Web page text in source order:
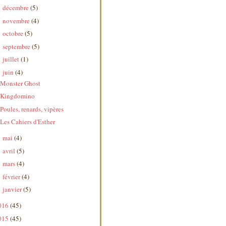
décembre (5)
novembre (4)
octobre (5)
septembre (5)
juillet(1)
juin (4)
Monster Ghost
Kingdomino
Poules, renards, vipères
Les Cahiers d'Esther
mai (4)
avril (5)
mars(4)
février(4)
janvier(5)
(45)
(45)